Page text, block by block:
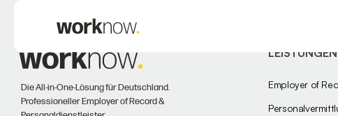
Die All-in-One-Lösung für Deutschland.
Professioneller Employer of Record &
LEISTUNGEN
Employer of